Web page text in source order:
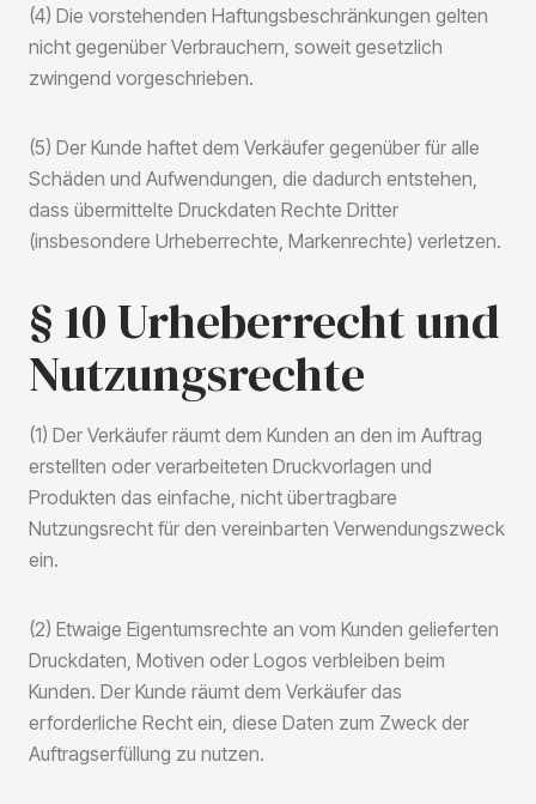
(4) Die vorstehenden Haftungsbeschränkungen gelten
nicht gegenüber Verbrauchern, soweit gesetzlich
zwingend vorgeschrieben.
(5) Der Kunde haftet dem Verkäufer gegenüber für alle
Schäden und Aufwendungen, die dadurch entstehen,
dass übermittelte Druckdaten Rechte Dritter
(insbesondere Urheberrechte, Markenrechte) verletzen.
§ 10 Urheberrecht und
Nutzungsrechte
(1) Der Verkäufer räumt dem Kunden an den im Auftrag
erstellten oder verarbeiteten Druckvorlagen und
Produkten das einfache, nicht übertragbare
Nutzungsrecht für den vereinbarten Verwendungszweck
ein.
(2) Etwaige Eigentumsrechte an vom Kunden gelieferten
Druckdaten, Motiven oder Logos verbleiben beim
Kunden. Der Kunde räumt dem Verkäufer das
erforderliche Recht ein, diese Daten zum Zweck der
Auftragserfüllung zu nutzen.